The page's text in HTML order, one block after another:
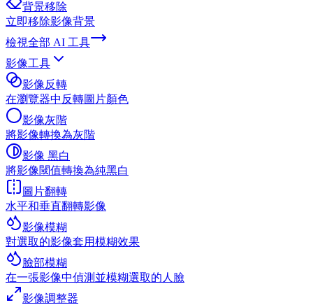
背景移除
立即移除影像背景
檢視全部 AI 工具
影像工具
影像反轉
在瀏覽器中反轉圖片顏色
影像灰階
將影像轉換為灰階
影像 黑白
將影像閾值轉換為純黑白
圖片翻轉
水平和垂直翻轉影像
影像模糊
對選取的影像套用模糊效果
臉部模糊
在一張影像中偵測並模糊選取的人臉
影像調整器